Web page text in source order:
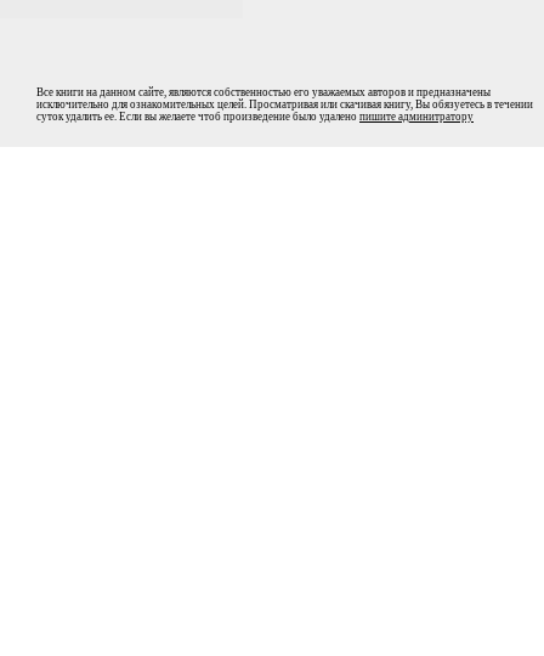
Все книги на данном сайте, являются собственностью его уважаемых авторов и предназначены
исключительно для ознакомительных целей. Просматривая или скачивая книгу, Вы обязуетесь в течении
суток удалить ее. Если вы желаете чтоб произведение было удалено пишите админитратору